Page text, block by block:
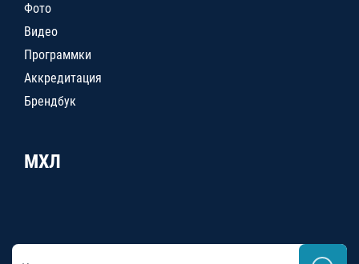
Фото
Видео
Программки
Аккредитация
Брендбук
МХЛ